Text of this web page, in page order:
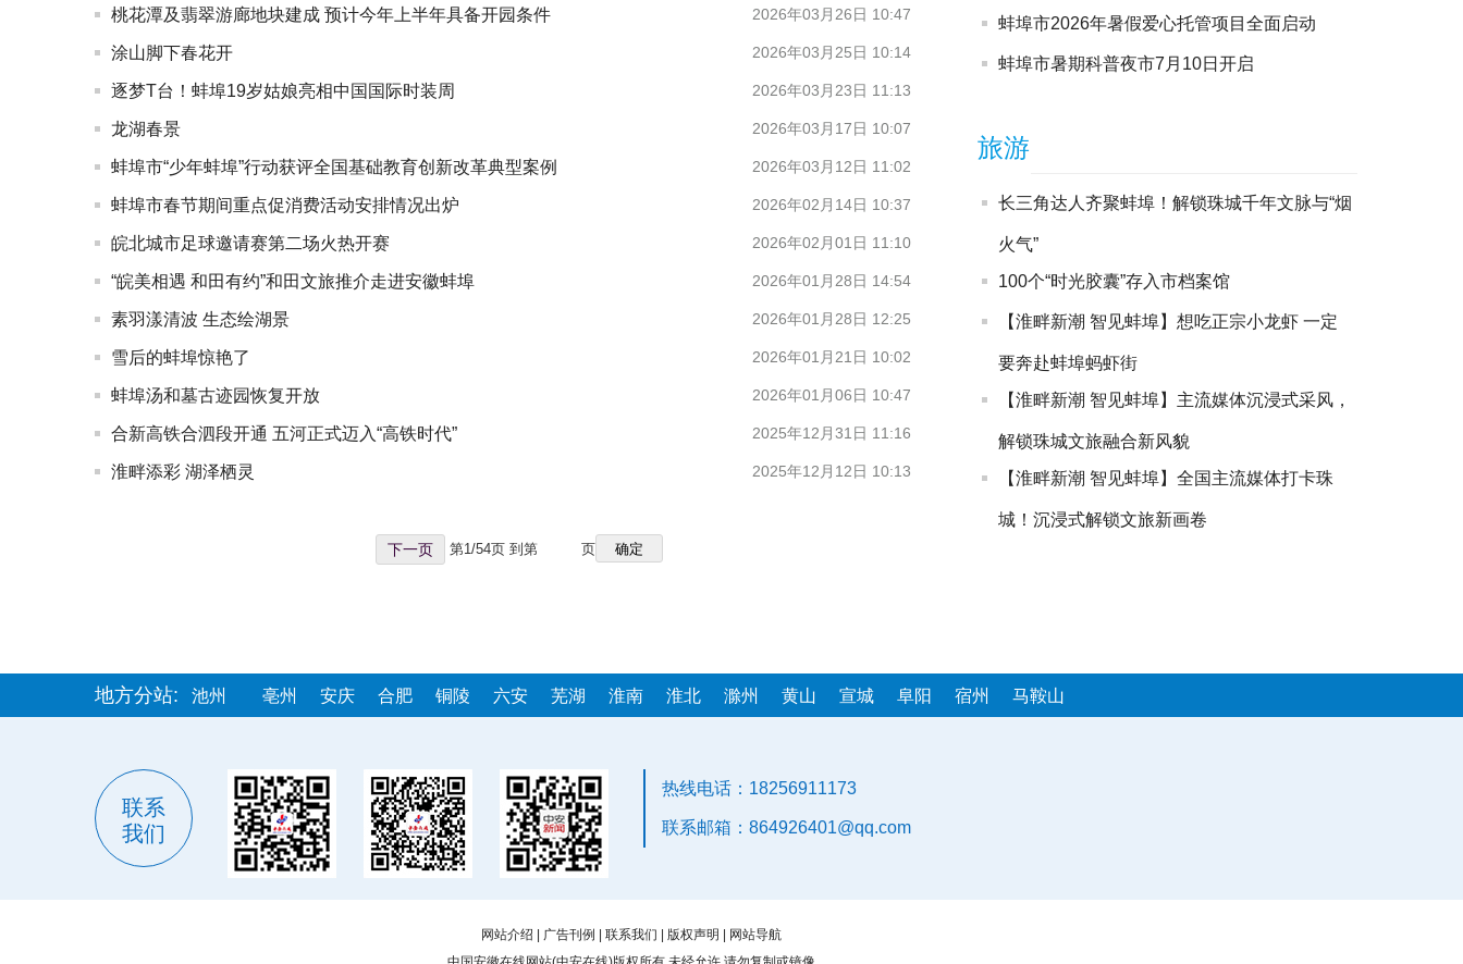
桃花潭及翡翠游廊地块建成 预计今年上半年具备开园条件 2026年03月26日 10:47
涂山脚下春花开 2026年03月25日 10:14
逐梦T台！蚌埠19岁姑娘亮相中国国际时装周 2026年03月23日 11:13
龙湖春景 2026年03月17日 10:07
蚌埠市“少年蚌埠”行动获评全国基础教育创新改革典型案例 2026年03月12日 11:02
蚌埠市春节期间重点促消费活动安排情况出炉 2026年02月14日 10:37
皖北城市足球邀请赛第二场火热开赛 2026年02月01日 11:10
“皖美相遇 和田有约”和田文旅推介走进安徽蚌埠 2026年01月28日 14:54
素羽漾清波 生态绘湖景 2026年01月28日 12:25
雪后的蚌埠惊艳了 2026年01月21日 10:02
蚌埠汤和墓古迹园恢复开放 2026年01月06日 10:47
合新高铁合泗段开通 五河正式迈入“高铁时代” 2025年12月31日 11:16
淮畔添彩 湖泽栖灵 2025年12月12日 10:13
下一页 第1/54页 到第 页
蚌埠市2026年暑假爱心托管项目全面启动
蚌埠市暑期科普夜市7月10日开启
旅游
长三角达人齐聚蚌埠！解锁珠城千年文脉与“烟
火气”
100个“时光胶囊”存入市档案馆
【淮畔新潮 智见蚌埠】想吃正宗小龙虾 一定
要奔赴蚌埠蚂虾街
【淮畔新潮 智见蚌埠】主流媒体沉浸式采风，
解锁珠城文旅融合新风貌
【淮畔新潮 智见蚌埠】全国主流媒体打卡珠
城！沉浸式解锁文旅新画卷
地方分站: 池州 亳州 安庆 合肥 铜陵 六安 芜湖 淮南 淮北 滁州 黄山 宣城 阜阳 宿州 马鞍山
联系
我们
热线电话：18256911173
联系邮箱：864926401@qq.com
网站介绍 广告刊例 联系我们 版权声明
网站导航